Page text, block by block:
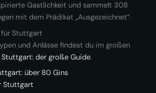
Gastlichkeit und sammelt 308
mit dem Prädikat „Ausgezeichnet“.
Stuttgart
und Anlässe findest du im großen
Stuttgart: der große Guide.
über 80 Gins
Stuttgart